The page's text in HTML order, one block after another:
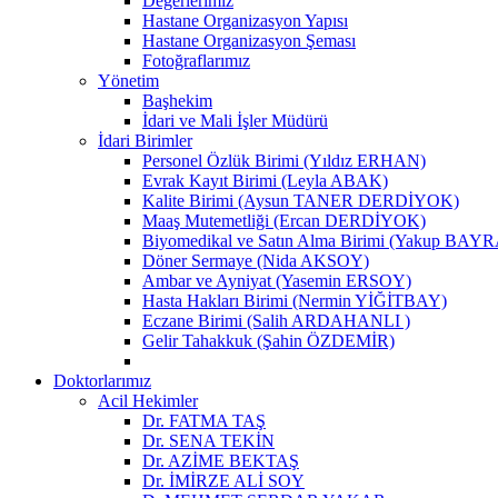
Hastane Organizasyon Yapısı
Hastane Organizasyon Şeması
Fotoğraflarımız
Yönetim
Başhekim
İdari ve Mali İşler Müdürü
İdari Birimler
Personel Özlük Birimi (Yıldız ERHAN)
Evrak Kayıt Birimi (Leyla ABAK)
Kalite Birimi (Aysun TANER DERDİYOK)
Maaş Mutemetliği (Ercan DERDİYOK)
Biyomedikal ve Satın Alma Birimi (Yakup
Döner Sermaye (Nida AKSOY)
Ambar ve Ayniyat (Yasemin ERSOY)
Hasta Hakları Birimi (Nermin YİĞİTBAY)
Eczane Birimi (Salih ARDAHANLI )
Gelir Tahakkuk (Şahin ÖZDEMİR)
Doktorlarımız
Acil Hekimler
Dr. FATMA TAŞ
Dr. SENA TEKİN
Dr. AZİME BEKTAŞ
Dr. İMİRZE ALİ SOY